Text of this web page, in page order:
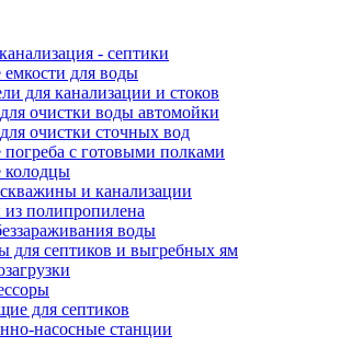
- септики
для воды
для канализации и стоков
очистки воды автомойки
очистки сточных вод
с готовыми полками
колодцы
и канализации
полипропилена
воды
для септиков и выгребных ям
для септиков
насосные станции